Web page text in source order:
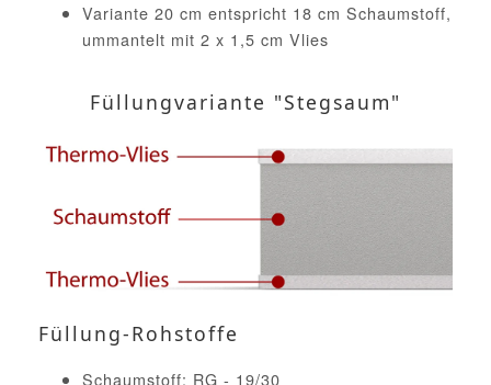
Variante 20 cm entspricht 18 cm Schaumstoff,
ummantelt mit 2 x 1,5 cm Vlies
Füllungvariante "Stegsaum"
Füllung-Rohstoffe
Schaumstoff: RG - 19/30